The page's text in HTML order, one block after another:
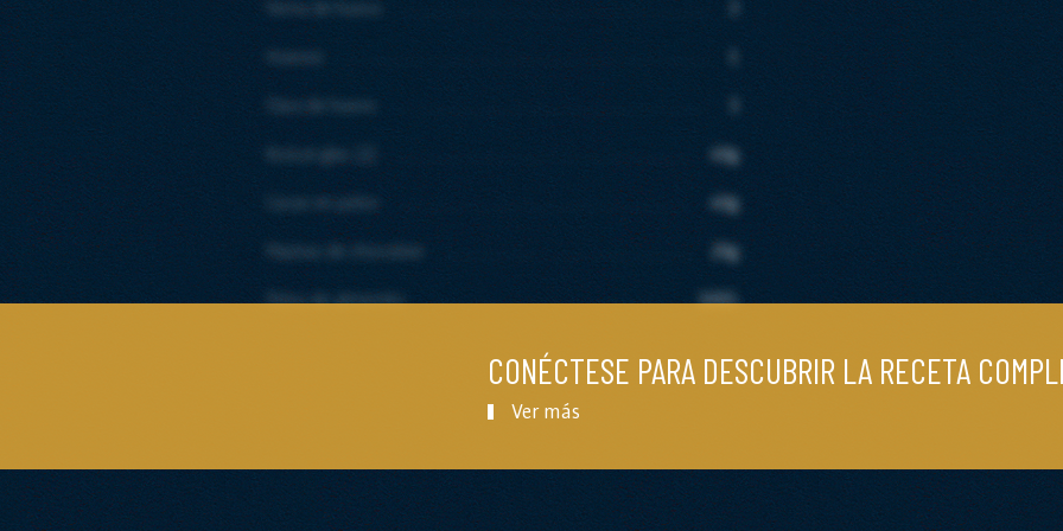
Yema de huevo
Huevos
Clara de huevo
Azúcar glas (2)
40g
Cacao en polvo
40g
Pepitas de chocolate
20g
Polvo de almendra
100G
CONÉCTESE PARA DESCUBRIR LA RECETA
Ver más